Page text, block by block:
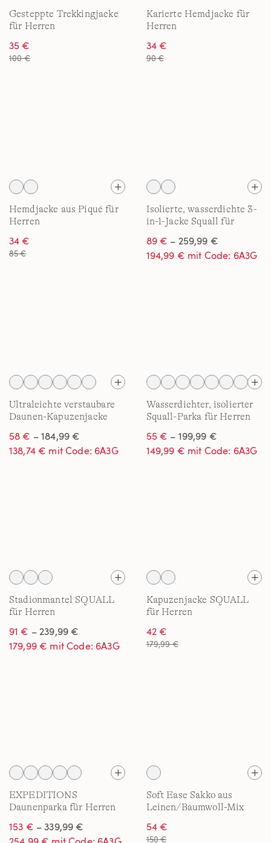
Gesteppte Trekkingjacke
für Herren
35 €
100 €
Karierte Hemdjacke für
Herren
34 €
90 €
Hemdjacke aus Piqué für
Herren
34 €
85 €
Isolierte, wasserdichte 3-
in-1-Jacke Squall für
89 € – 259,99 €
194,99 € mit Code: 6A3G
Ultraleichte verstaubare
Daunen-Kapuzenjacke
Herren
58 € – 184,99 €
138,74 € mit Code: 6A3G
Wasserdichter, isolierter
Squall-Parka für Herren
55 € – 199,99 €
149,99 € mit Code: 6A3G
Stadionmantel SQUALL
für Herren
91 € – 239,99 €
179,99 € mit Code: 6A3G
Kapuzenjacke SQUALL
für Herren
42 €
179,99 €
EXPEDITIONS
Daunenparka für Herren
153 € – 339,99 €
Soft Ease Sakko aus
Leinen/Baumwoll-Mix
54 €
150 €